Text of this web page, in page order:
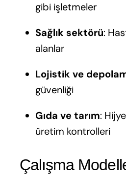
gibi işletmeler
Sağlık sektörü:
alanlar
Lojistik ve
güvenliği
Gıda ve tarım:
üretim kontrolleri
Çalışma